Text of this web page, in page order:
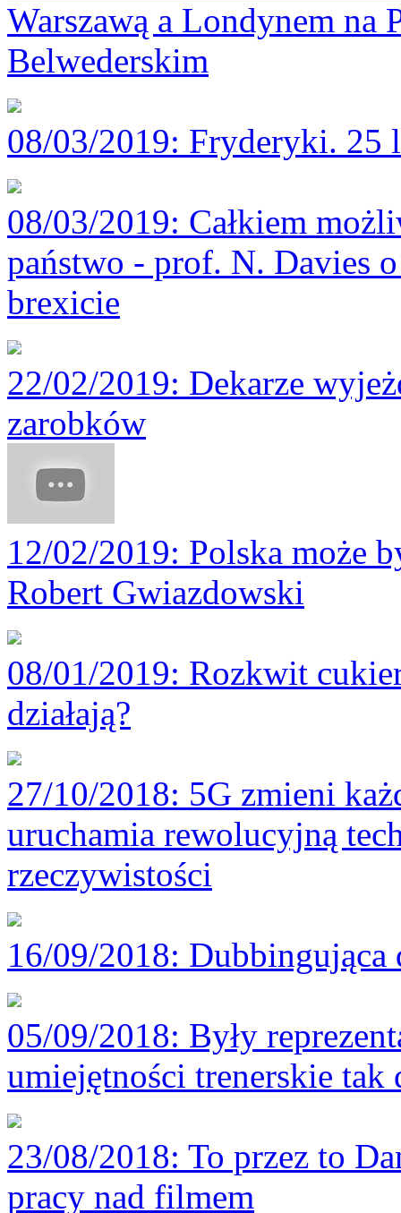
Warszawą a Londynem
Belwederskim
08/03/2019: Fryderyki. 25
08/03/2019: Całkiem
państwo - prof. N. Davies
brexicie
22/02/2019: Dekarze
zarobków
12/02/2019: Polska może
Robert Gwiazdowski
08/01/2019: Rozkwit
działają?
27/10/2018: 5G zmieni
uruchamia rewolucyjną
rzeczywistości
16/09/2018: Dubbingująca
05/09/2018: Były
umiejętności trenerskie tak
23/08/2018: To przez to
pracy nad filmem